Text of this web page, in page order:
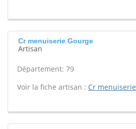
Cr menuiserie Gourge
Artisan
Département: 79
Voir la fiche artisan : Cr menuiserie